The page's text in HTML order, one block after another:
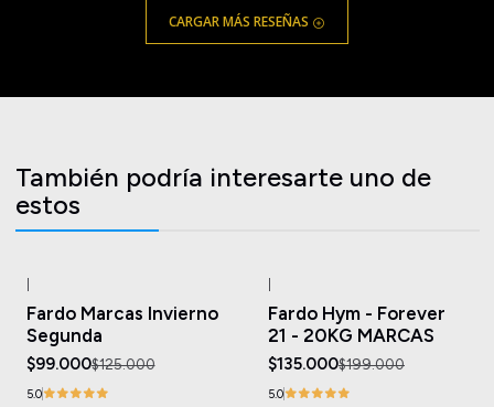
CARGAR MÁS RESEÑAS
También podría interesarte uno de
estos
Fardo Marcas Invierno
Segunda
$99.000$125.000
5.0
Fardo Hym - Forever
21 - 20KG MARCAS
$135.000$199.000
5.0